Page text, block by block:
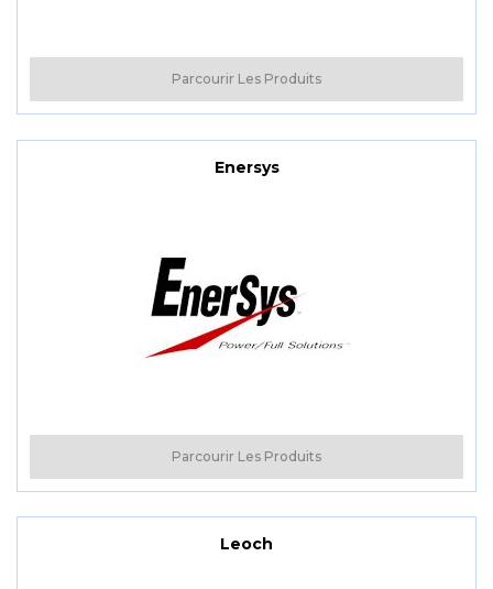
Parcourir Les Produits
Enersys
Parcourir Les Produits
Leoch